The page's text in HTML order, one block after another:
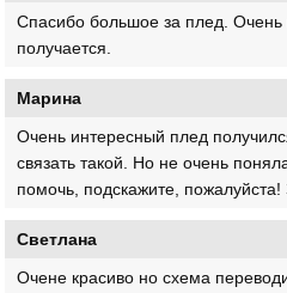
Спасибо большое за плед. Очень
получается.
Марина
Очень интересный плед
связать такой. Но не очень
помочь, подскажите,
Светлана
Очене красиво но схема